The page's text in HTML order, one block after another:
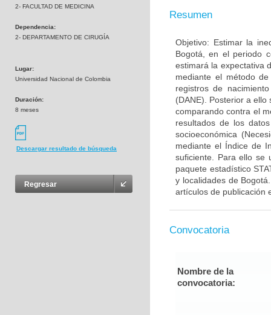
2- FACULTAD DE MEDICINA
Dependencia:
2- DEPARTAMENTO DE CIRUGÍA
Lugar:
Universidad Nacional de Colombia
Duración:
8 meses
Descargar resultado de búsqueda
Regresar
Resumen
Objetivo: Estimar la
Bogotá, en el periodo
estimará la expectativa
mediante el método
registros de
(DANE). Posterior a
comparando contra el
resultados de los
socioeconómica
mediante el Índice de
suficiente. Para ello se
paquete estadístico
y localidades de
artículos de publicación
Convocatoria
Nombre de la
convocatoria: